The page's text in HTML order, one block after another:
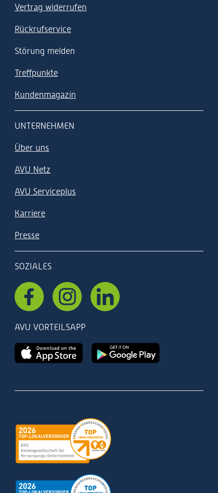
Vertrag widerrufen
Rückrufservice
Störung melden
Treffpunkte
Kundenmagazin
UNTERNEHMEN
Über uns
AVU Netz
AVU Serviceplus
Karriere
Presse
SOZIALES
AVU VORTEILSAPP
Zertifizierung
Zertifizierung